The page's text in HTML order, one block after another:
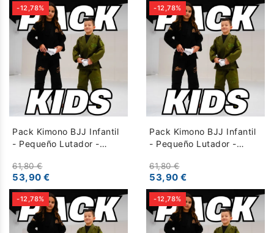
-12,78%
Pack Kimono BJJ Infantil
- Pequeño Lutador -
61,80 €
53,90 €
-12,78%
Pack Kimono BJJ Infantil
- Pequeño Lutador -
61,80 €
53,90 €
-12,78% -12,78%